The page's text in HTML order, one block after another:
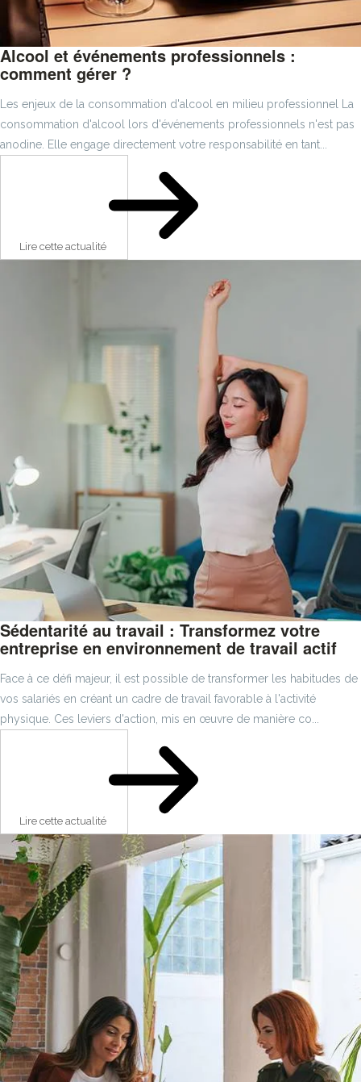
Alcool et événements professionnels :
comment gérer ?
Les enjeux de la consommation d'alcool en milieu professionnel La
consommation d'alcool lors d'événements professionnels n'est pas
anodine. Elle engage directement votre responsabilité en tant...
Lire cette actualité
Sédentarité au travail : Transformez votre
entreprise en environnement de travail actif
Face à ce défi majeur, il est possible de transformer les habitudes de
vos salariés en créant un cadre de travail favorable à l'activité
physique. Ces leviers d'action, mis en œuvre de manière co...
Lire cette actualité